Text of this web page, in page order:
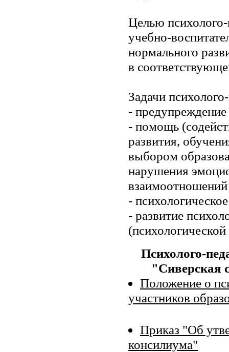
Целью психолого-
учебно-
нормального
в
Задачи
-
- помощь
развития,
выбором
нарушения
-
- развитие
Психолого-
"Сиверская
Положение о
участников
Приказ "Об
консилиума"